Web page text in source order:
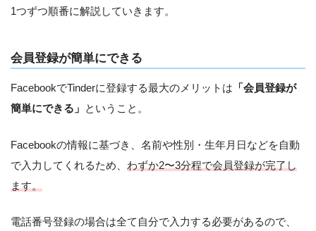
1つずつ順番に解説していきます。
会員登録が簡単にできる
FacebookでTinderに登録する最大のメリットは 「会員登録が
簡単にできる」 ということ。
Facebookの情報に基づき、名前や性別・生年月日などを自動
で入力してくれるため、 わずか2〜3分程で会員登録が完了し
ます。
電話番号登録の場合は全て自分で入力する必要があるので、